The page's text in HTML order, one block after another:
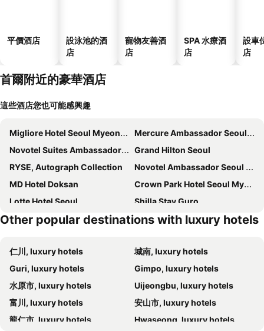
平價酒店
設泳池的酒
店
寵物友善酒
店
SPA 水療酒
店
設車
店
首爾附近的豪華酒店
這些酒店您也可能感興趣
Migliore Hotel Seoul Myeongdong
Mercure Ambassador Seoul Hongdae
Novotel Suites Ambassador Seoul Yongsan
Grand Hilton Seoul
RYSE, Autograph Collection
Novotel Ambassador Seoul Dongdaemun Hotels & Residences
MD Hotel Doksan
Crown Park Hotel Seoul Myeongdong
Lotte Hotel Seoul
Shilla Stay Guro
voco Seoul Myeongdong
Nine Brick Seoul
Aloft by Marriott Seoul Myeongdong
Bricks Hotel
The Westin Josun Seoul
Hotel Lemong
Seoul Hotel ShinShin Myeongdong
Hotel Pharos
Hotel Nafore
Hotel Naru Seoul - MGallery Collection
Intercontinental Hotels Grand Seoul Parnas By Ihg
Hotel The Designers Seoul Station
Other popular destinations with luxury hotels
仁川, luxury hotels
城南, luxury hotels
Guri, luxury hotels
Gimpo, luxury hotels
水原市, luxury hotels
Uijeongbu, luxury hotels
富川, luxury hotels
安山市, luxury hotels
龍仁市, luxury hotels
Hwaseong, luxury hotels